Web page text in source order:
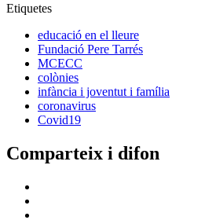
Etiquetes
educació en el lleure
Fundació Pere Tarrés
MCECC
colònies
infància i joventut i família
coronavirus
Covid19
Comparteix i difon